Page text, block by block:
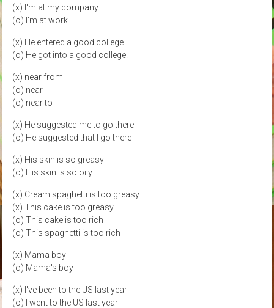
(x) I'm at my company.
(o) I'm at work.
(x) He entered a good college.
(o) He got into a good college.
(x) near from
(o) near
(o) near to
(x) He suggested me to go there
(o) He suggested that I go there
(x) His skin is so greasy
(o) His skin is so oily
(x) Cream spaghetti is too greasy
(x) This cake is too greasy
(o) This cake is too rich
(o) This spaghetti is too rich
(x) Mama boy
(o) Mama's boy
(x) I've been to the US last year
(o) I went to the US last year